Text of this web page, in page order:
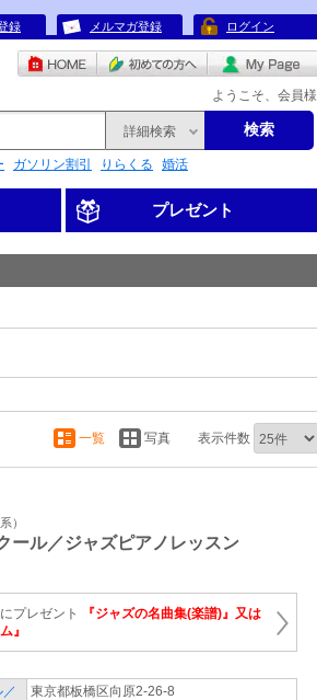
録 メルマガ登録 ログイン
ようこそ、会員様
詳細検索 検索
ガソリン割引 りらくる 婚活
プレゼント
一覧 写真 表示件数
）
ール／ジャズピアノレッスン
プレゼント
『ジャズの名曲集(楽譜)』又は
』
東京都板橋区向原2-26-8